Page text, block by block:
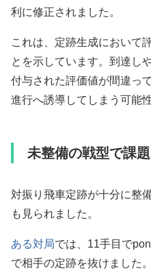
利に修正されました。
これは、定跡生成において
とを示しています。到達し
付与された評価値が間違っ
進行へ誘導してしまう可能
未整備の戦型で課
対振り飛車定跡が十分に整
も見られました。
ある対局では、11手目で
で相手の定跡を抜けました